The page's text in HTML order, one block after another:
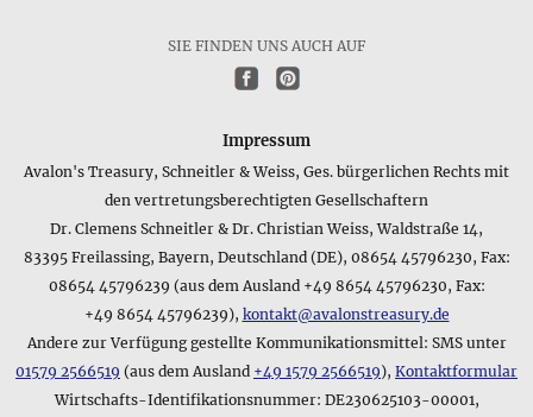
SIE FINDEN UNS AUCH AUF
Impressum
Avalon's Treasury, Schneitler & Weiss, Ges. bürgerlichen Rechts mit
den vertretungsberechtigten Gesellschaftern
Dr. Clemens Schneitler & Dr. Christian Weiss, Waldstraße 14,
83395 Freilassing, Bayern, Deutschland (DE), 08654 45796230, Fax:
08654 45796239 (aus dem Ausland +49 8654 45796230, Fax:
+49 8654 45796239), kontakt@avalonstreasury.de
Andere zur Verfügung gestellte Kommunikationsmittel: SMS unter
01579 2566519 (aus dem Ausland +49 1579 2566519), Kontaktformular
Wirtschafts-Identifikationsnummer: DE230625103-00001,